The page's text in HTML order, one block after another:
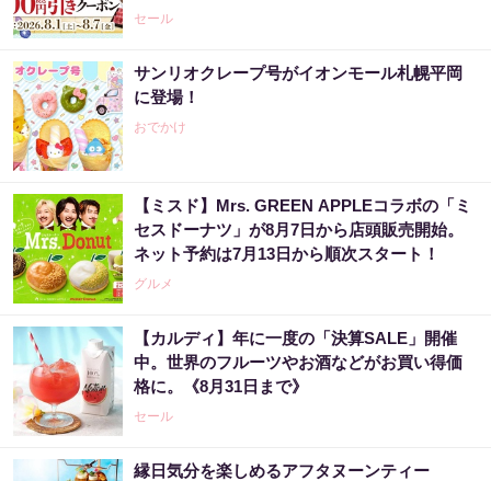
セール
サンリオクレープ号がイオンモール札幌平岡
に登場！
おでかけ
【ミスド】Mrs. GREEN APPLEコラボの「ミ
セスドーナツ」が8月7日から店頭販売開始。
ネット予約は7月13日から順次スタート！
グルメ
【カルディ】年に一度の「決算SALE」開催
中。世界のフルーツやお酒などがお買い得価
格に。《8月31日まで》
セール
縁日気分を楽しめるアフタヌーンティー